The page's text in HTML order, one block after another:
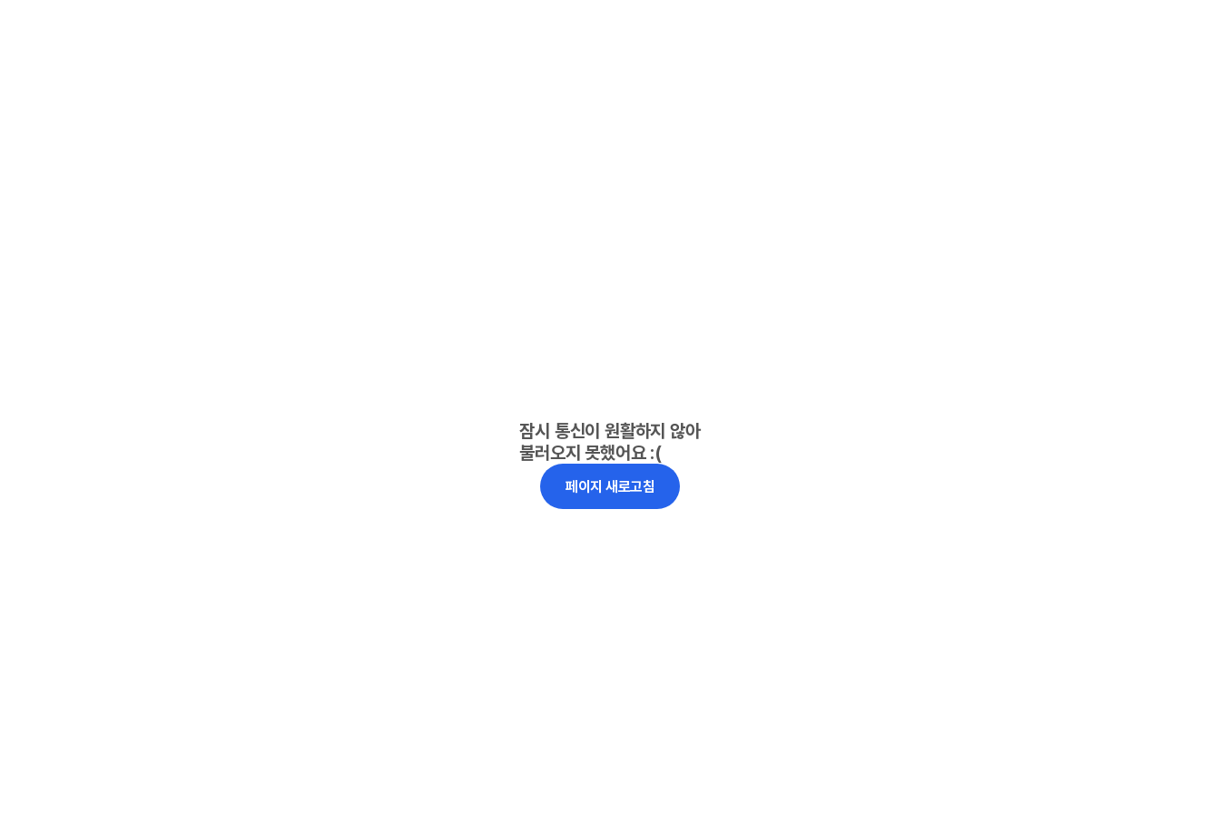
잠시 통신이 원활하지 않아
불러오지 못했어요 :(
페이지 새로고침